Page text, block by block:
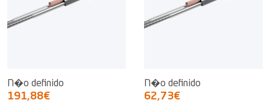
N�o definido
191,88€
N�o definido
62,73€